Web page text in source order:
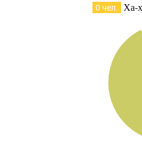
0 чел. Ха-